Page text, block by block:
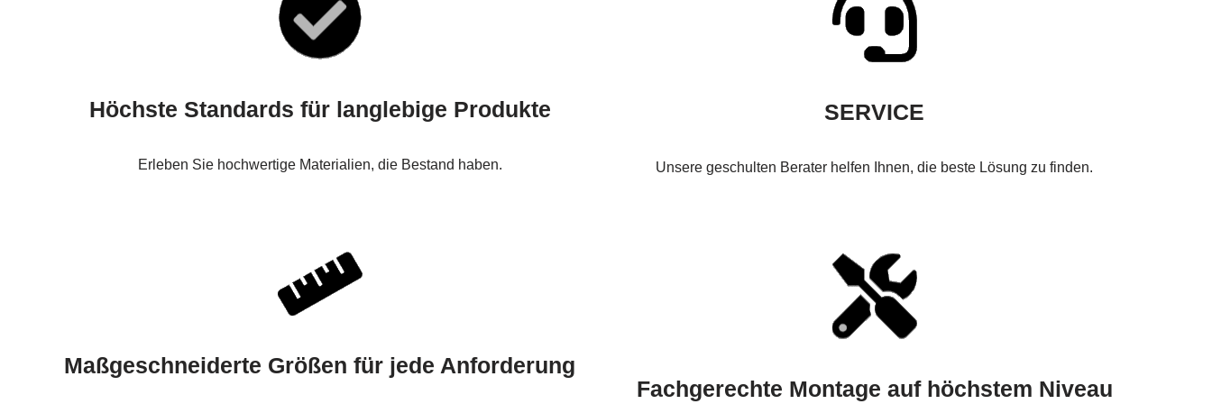
Höchste Standards für langlebige Produkte
Erleben Sie hochwertige Materialien, die Bestand haben.
SERVICE
Unsere geschulten Berater helfen Ihnen, die beste Lösung zu finden.
Maßgeschneiderte Größen für jede Anforderung
Fachgerechte Montage auf höchstem Niveau